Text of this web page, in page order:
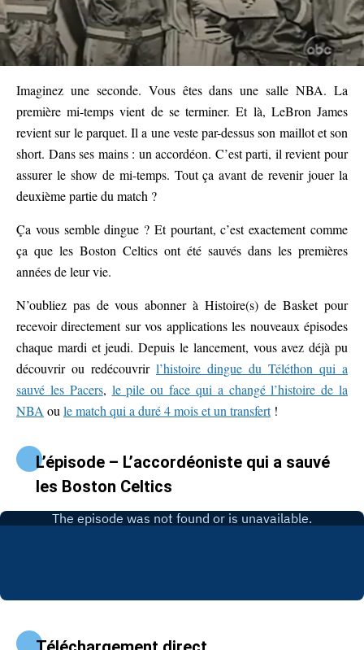
Imaginez une seconde. Vous êtes dans une salle NBA. La
première mi-temps vient de se terminer. Et là, LeBron James
revient sur le parquet. Il a une veste par-dessus son maillot et son
short. Dans ses mains : un accordéon. C’est parti, il revient pour
assurer le show de mi-temps. Tout ça avant de revenir jouer la
deuxième partie du match ?
Ça vous semble dingue ? Et pourtant, c’est exactement comme
ça que les Boston Celtics ont été sauvés dans les premières
années de leur vie.
N’oubliez pas de vous abonner à Histoire(s) de Basket pour
recevoir directement sur vos applications les nouveaux épisodes
chaque mardi et jeudi. Depuis le lancement, vous avez déjà pu
découvrir ou redécouvrir l’histoire dingue du Téléthon qui a
sauvé les Pacers, le pile ou face qui a changé l’histoire de la
NBA ou le match qui a duré 4 mois et un transfert!
L’épisode – L’accordéoniste qui a sauvé
les Boston Celtics